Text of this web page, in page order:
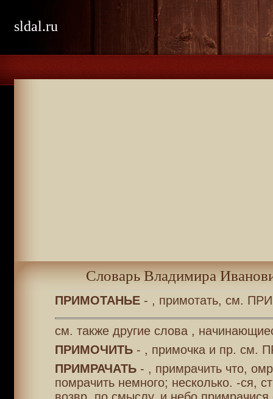
sldal.ru
Словарь Владимира
ПРИМОТАНЬЕ- , примотать, см.
см. также другие слова ,
ПРИМОЧИТЬ- , примочка и пр. см.
ПРИМРАЧАТЬ- , примрачить что,
помрачить немного; несколько. -ся,